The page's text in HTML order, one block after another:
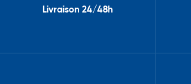
Livraison 24/48h